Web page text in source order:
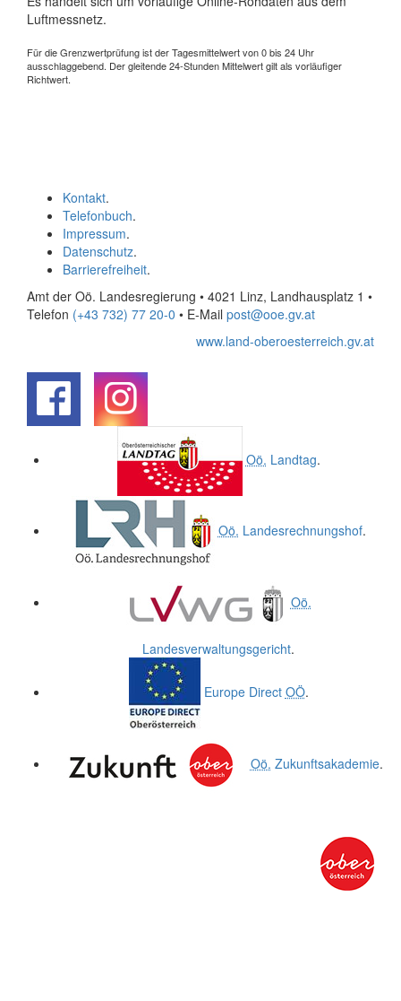
Luftmessnetz.
Für die Grenzwertprüfung ist der Tagesmittelwert von 0 bis 24 Uhr
ausschlaggebend. Der gleitende 24-Stunden Mittelwert gilt als vorläufiger
Richtwert.
Kontakt.
Telefonbuch.
Impressum.
Datenschutz.
Barrierefreiheit.
Amt der Oö. Landesregierung • 4021 Linz, Landhausplatz 1 •
Telefon (+43 732) 77 20-0 • E-Mail post@ooe.gv.at
www.land-oberoesterreich.gv.at
Oö. Landtag.
Oö. Landesrechnungshof.
Oö.
Landesverwaltungsgericht.
Europe Direct OÖ.
Oö. Zukunftsakademie.